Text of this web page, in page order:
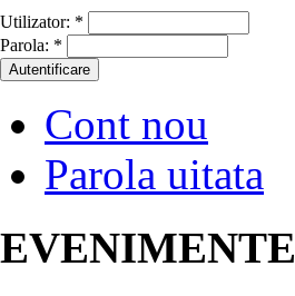
Utilizator: *
Parola: *
Cont nou
Parola uitata
EVENIMENTE